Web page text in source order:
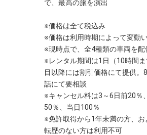
で、最高の旅を演出
※価格は全て税込み
※価格は利用時期によって変動い
※現時点で、全4種類の車両を配
※レンタル期間は1日（10時間
目以降には割引価格にて提供。
話にて要相談
※キャンセル料は3～6日前20％
50％、当日100％
※免許取得から1年未満の方、
転歴のない方は利用不可